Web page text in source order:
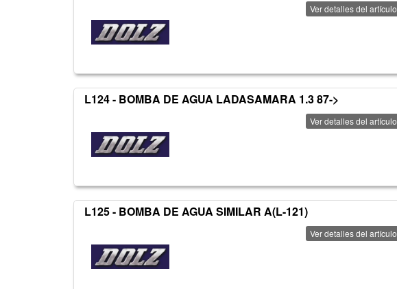
Ver detalles del artículo
L124 - BOMBA DE AGUA LADASAMARA 1.3 87->
Ver detalles del artículo
L125 - BOMBA DE AGUA SIMILAR A(L-121)
Ver detalles del artículo